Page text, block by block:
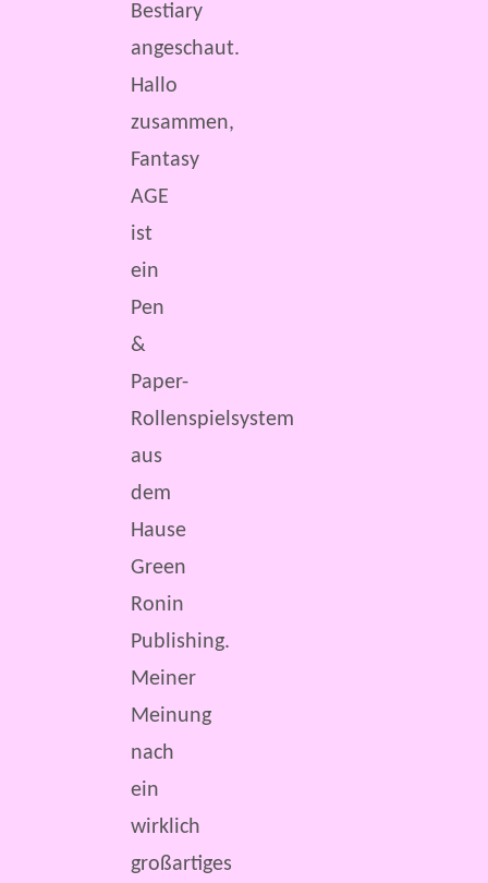
Bestiary
angeschaut.
Hallo
zusammen,
Fantasy
AGE
ist
ein
Pen
&
Paper-
Rollenspielsystem
aus
dem
Hause
Green
Ronin
Publishing.
Meiner
Meinung
nach
ein
wirklich
großartiges